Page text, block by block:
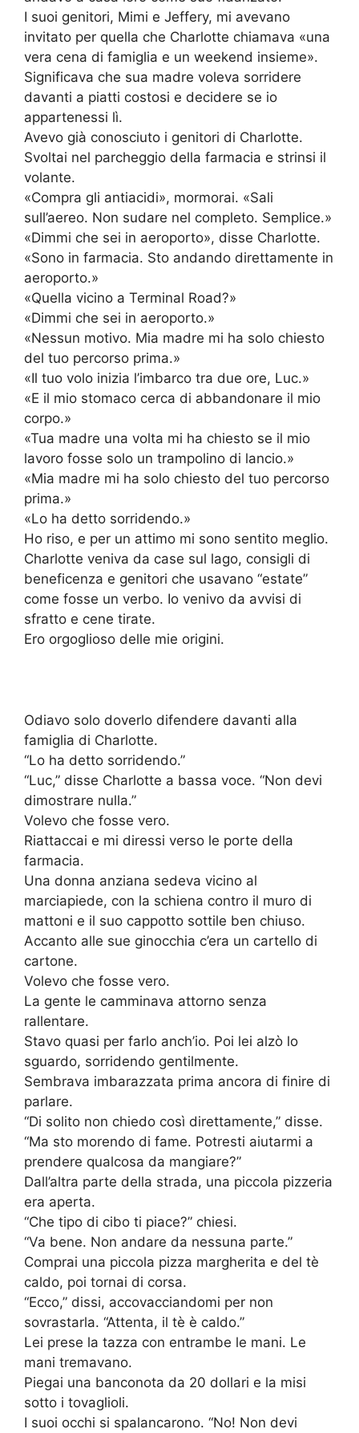
I suoi genitori, Mimi e Jeffery, mi avevano
invitato per quella che Charlotte chiamava «una
vera cena di famiglia e un weekend insieme».
Significava che sua madre voleva sorridere
davanti a piatti costosi e decidere se io
appartenessi lì.
Avevo già conosciuto i genitori di Charlotte.
Svoltai nel parcheggio della farmacia e strinsi il
volante.
«Compra gli antiacidi», mormorai. «Sali
sull’aereo. Non sudare nel completo. Semplice.»
«Dimmi che sei in aeroporto», disse Charlotte.
«Sono in farmacia. Sto andando direttamente in
aeroporto.»
«Quella vicino a Terminal Road?»
«Dimmi che sei in aeroporto.»
«Nessun motivo. Mia madre mi ha solo chiesto
del tuo percorso prima.»
«Il tuo volo inizia l’imbarco tra due ore, Luc.»
«E il mio stomaco cerca di abbandonare il mio
corpo.»
«Tua madre una volta mi ha chiesto se il mio
lavoro fosse solo un trampolino di lancio.»
«Mia madre mi ha solo chiesto del tuo percorso
prima.»
«Lo ha detto sorridendo.»
Ho riso, e per un attimo mi sono sentito meglio.
Charlotte veniva da case sul lago, consigli di
beneficenza e genitori che usavano “estate”
come fosse un verbo. Io venivo da avvisi di
sfratto e cene tirate.
Ero orgoglioso delle mie origini.
Odiavo solo doverlo difendere davanti alla
famiglia di Charlotte.
“Lo ha detto sorridendo.”
“Luc,” disse Charlotte a bassa voce. “Non devi
dimostrare nulla.”
Volevo che fosse vero.
Riattaccai e mi diressi verso le porte della
farmacia.
Una donna anziana sedeva vicino al
marciapiede, con la schiena contro il muro di
mattoni e il suo cappotto sottile ben chiuso.
Accanto alle sue ginocchia c’era un cartello di
cartone.
Volevo che fosse vero.
La gente le camminava attorno senza
rallentare.
Stavo quasi per farlo anch’io. Poi lei alzò lo
sguardo, sorridendo gentilmente.
Sembrava imbarazzata prima ancora di finire di
parlare.
“Di solito non chiedo così direttamente,” disse.
“Ma sto morendo di fame. Potresti aiutarmi a
prendere qualcosa da mangiare?”
Dall’altra parte della strada, una piccola pizzeria
era aperta.
“Che tipo di cibo ti piace?” chiesi.
“Va bene. Non andare da nessuna parte.”
Comprai una piccola pizza margherita e del tè
caldo, poi tornai di corsa.
“Ecco,” dissi, accovacciandomi per non
sovrastarla. “Attenta, il tè è caldo.”
Lei prese la tazza con entrambe le mani. Le
mani tremavano.
Piegai una banconota da 20 dollari e la misi
sotto i tovaglioli.
I suoi occhi si spalancarono. “No! Non devi